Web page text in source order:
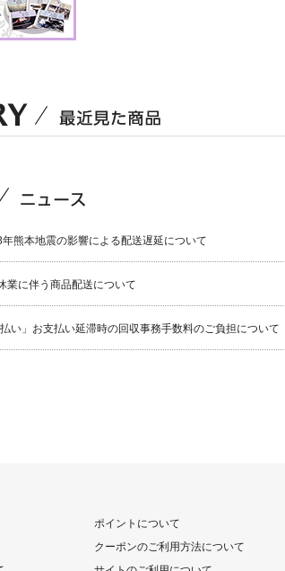
年熊本地震の影響による配送遅延について
業に伴う商品配送について
払い」お支払い延滞時の回収事務手数料のご負担について
ポイントについて
クーポンのご利用方法について